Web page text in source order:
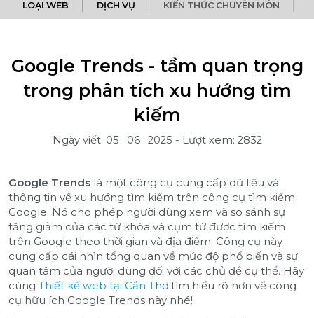
LOẠI WEB DỊCH VỤ KIẾN THỨC CHUYÊN MÔN
Google Trends - tầm quan trọng
trong phân tích xu hướng tìm
kiếm
Ngày viết: 05 . 06 . 2025 - Lượt xem: 2832
Google Trends là một công cụ cung cấp dữ liệu và
thông tin về xu hướng tìm kiếm trên công cụ tìm kiếm
Google. Nó cho phép người dùng xem và so sánh sự
tăng giảm của các từ khóa và cụm từ được tìm kiếm
trên Google theo thời gian và địa điểm. Công cụ này
cung cấp cái nhìn tổng quan về mức độ phổ biến và sự
quan tâm của người dùng đối với các chủ đề cụ thể. Hãy
cùng Thiết kế web tại Cần Thơ tìm hiểu rõ hơn về công
cụ hữu ích Google Trends này nhé!